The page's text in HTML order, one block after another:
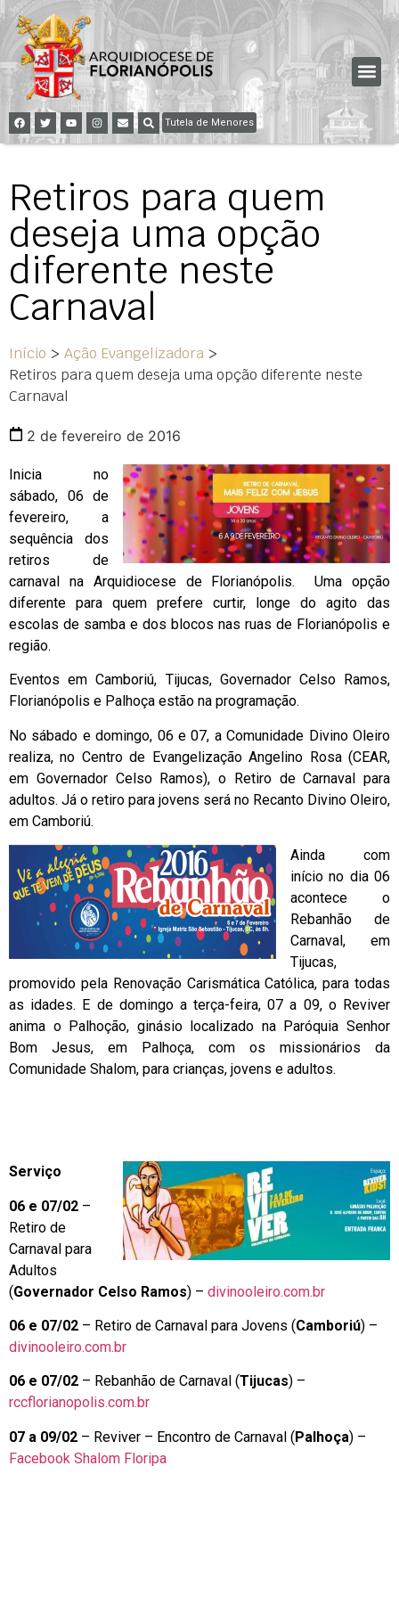
Tutela de Menores
Retiros para quem
deseja uma opção
diferente neste
Carnaval
Início > Ação Evangelizadora >
Retiros para quem deseja uma opção diferente neste
Carnaval
2 de fevereiro de 2016
Inicia no
sábado, 06 de
fevereiro, a
sequência dos
retiros de
carnaval na Arquidiocese de Florianópolis. Uma opção
diferente para quem prefere curtir, longe do agito das
escolas de samba e dos blocos nas ruas de Florianópolis e
região.
Eventos em Camboriú, Tijucas, Governador Celso Ramos,
Florianópolis e Palhoça estão na programação.
No sábado e domingo, 06 e 07, a Comunidade Divino Oleiro
realiza, no Centro de Evangelização Angelino Rosa (CEAR,
em Governador Celso Ramos), o Retiro de Carnaval para
adultos. Já o retiro para jovens será no Recanto Divino Oleiro,
em Camboriú.
Ainda com
início no dia 06
acontece o
Rebanhão de
Carnaval, em
Tijucas,
promovido pela Renovação Carismática Católica, para todas
as idades. E de domingo a terça-feira, 07 a 09, o Reviver
anima o Palhoção, ginásio localizado na Paróquia Senhor
Bom Jesus, em Palhoça, com os missionários da
Comunidade Shalom, para crianças, jovens e adultos.
Serviço
06 e 07/02 –
Retiro de
Carnaval para
Adultos
(Governador Celso Ramos) – divinooleiro.com.br
06 e 07/02 – Retiro de Carnaval para Jovens (Camboriú) –
divinooleiro.com.br
06 e 07/02 – Rebanhão de Carnaval (Tijucas) –
rccflorianopolis.com.br
07 a 09/02 – Reviver – Encontro de Carnaval (Palhoça) –
Facebook Shalom Floripa